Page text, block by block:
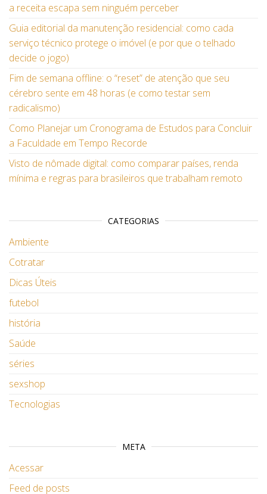
a receita escapa sem ninguém perceber
Guia editorial da manutenção residencial: como cada
serviço técnico protege o imóvel (e por que o telhado
decide o jogo)
Fim de semana offline: o “reset” de atenção que seu
cérebro sente em 48 horas (e como testar sem
radicalismo)
Como Planejar um Cronograma de Estudos para Concluir
a Faculdade em Tempo Recorde
Visto de nômade digital: como comparar países, renda
mínima e regras para brasileiros que trabalham remoto
CATEGORIAS
Ambiente
Cotratar
Dicas Úteis
futebol
história
Saúde
séries
sexshop
Tecnologias
META
Acessar
Feed de posts